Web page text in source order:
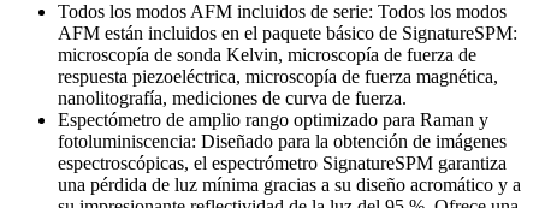
Todos los modos AFM incluidos de serie: Todos los modos
AFM están incluidos en el paquete básico de SignatureSPM:
microscopía de sonda Kelvin, microscopía de fuerza de
respuesta piezoeléctrica, microscopía de fuerza magnética,
nanolitografía, mediciones de curva de fuerza.
Espectómetro de amplio rango optimizado para Raman y
fotoluminiscencia: Diseñado para la obtención de imágenes
espectroscópicas, el espectrómetro SignatureSPM garantiza
una pérdida de luz mínima gracias a su diseño acromático y a